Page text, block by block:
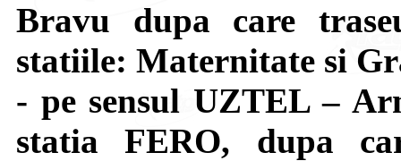
Bravu dupa care
statiile: Maternitate si
- pe sensul UZTEL –
statia FERO, dupa